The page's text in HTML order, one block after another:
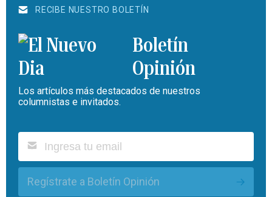
RECIBE NUESTRO BOLETÍN
Boletín
Opinión
Los artículos más destacados de nuestros
columnistas e invitados.
Regístrate a Boletín Opinión